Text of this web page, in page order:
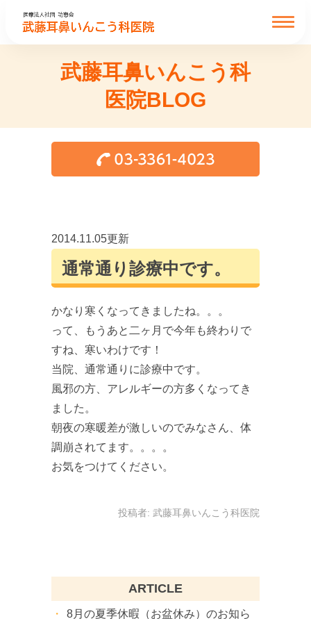
武藤耳鼻いんこう科
医院BLOG
2014.11.05更新
通常通り診療中です。
かなり寒くなってきましたね。。。
って、もうあと二ヶ月で今年も終わりで
すね、寒いわけです！
当院、通常通りに診療中です。
風邪の方、アレルギーの方多くなってき
ました。
朝夜の寒暖差が激しいのでみなさん、体
調崩されてます。。。。
お気をつけてください。
投稿者: 武藤耳鼻いんこう科医院
ARTICLE
8月の夏季休暇（お盆休み）のお知ら